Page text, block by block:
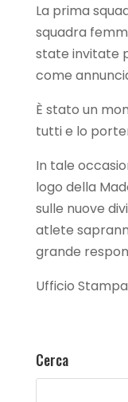
La prima
squadra
state invitate
come
È stato un
tutti e lo
In tale
logo della
sulle nuove
atlete
grande
Ufficio
Cerca